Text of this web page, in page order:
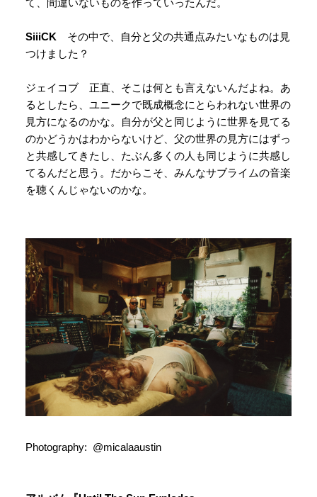
て、間違いないものを作っていったんだ。
SiiiCK その中で、自分と父の共通点みたいなものは見
つけました？
ジェイコブ 正直、そこは何とも言えないんだよね。あ
るとしたら、ユニークで既成概念にとらわれない世界の
見方になるのかな。自分が父と同じように世界を見てる
のかどうかはわからないけど、父の世界の見方にはずっ
と共感してきたし、たぶん多くの人も同じように共感し
てるんだと思う。だからこそ、みんなサブライムの音楽
を聴くんじゃないのかな。
Photography: @micalaaustin